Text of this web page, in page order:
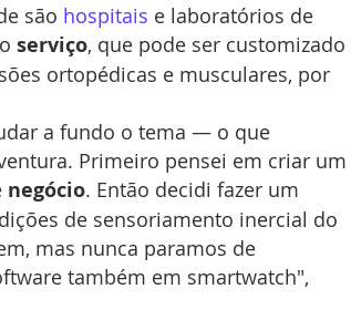
são hospitais e laboratórios de
serviço, que pode ser customizado
ortopédicas e musculares, por
a fundo o tema — o que
Primeiro pensei em criar um
negócio. Então decidi fazer um
de sensoriamento inercial do
mas nunca paramos de
também em smartwatch",